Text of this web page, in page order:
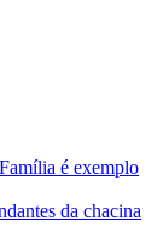
é exemplo
da chacina